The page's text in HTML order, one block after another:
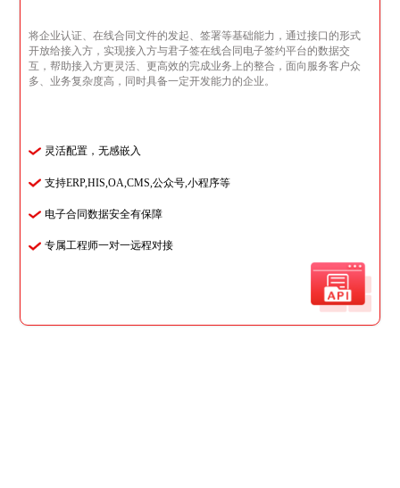
将企业认证、在线合同文件的发起、签署等基础能力，通过接口的形式
开放给接入方，实现接入方与君子签在线合同电子签约平台的数据交
互，帮助接入方更灵活、更高效的完成业务上的整合，面向服务客户众
多、业务复杂度高，同时具备一定开发能力的企业。
灵活配置，无感嵌入
支持ERP,HIS,OA,CMS,公众号,小程序等
电子合同数据安全有保障
专属工程师一对一远程对接